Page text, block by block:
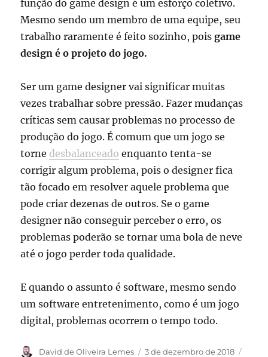
função do game design é um esforço coletivo.
Mesmo sendo um membro de uma equipe, seu
trabalho raramente é feito sozinho, poisgame
design é o projeto do jogo.
Ser um game designer vai significar muitas
vezes trabalhar sobre pressão. Fazer mudanças
críticas sem causar problemas no processo de
produção do jogo. É comum que um jogo se
torne desbalanceado enquanto tenta-se
corrigir algum problema, pois o designer fica
tão focado em resolver aquele problema que
pode criar dezenas de outros. Se o game
designer não conseguir perceber o erro, os
problemas poderão se tornar uma bola de neve
até o jogo perder toda qualidade.
E quando o assunto é software, mesmo sendo
um software entretenimento, como é um jogo
digital, problemas ocorrem o tempo todo.
Autor
David de Oliveira Lemes
Publicado
3 de dezembro de 2018